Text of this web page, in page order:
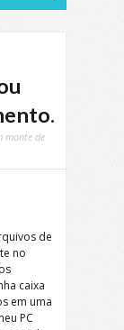
monte de
de
no
caixa
em uma
PC